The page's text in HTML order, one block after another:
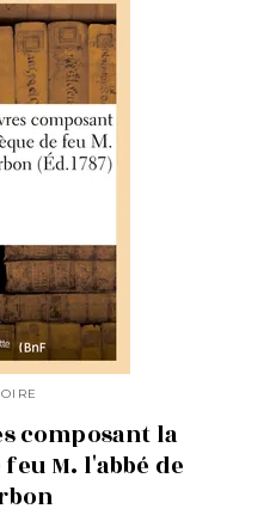
composant la
M. l'abbé de